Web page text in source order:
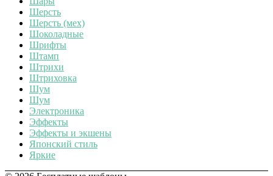
Шерсть
Шерсть (мех)
Шоколадные
Шрифты
Штамп
Штрихи
Штриховка
Шум
Шум
Электроника
Эффекты
Эффекты и экшены
Японский стиль
Яркие